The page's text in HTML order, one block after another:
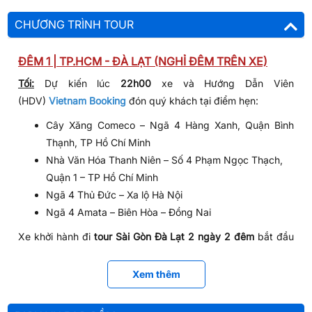
CHƯƠNG TRÌNH TOUR
ĐÊM 1 | TP.HCM - ĐÀ LẠT (NGHỈ ĐÊM TRÊN XE)
Tối: Dự kiến lúc 22h00 xe và Hướng Dẫn Viên
(HDV) Vietnam Booking đón quý khách tại điểm hẹn:
Cây Xăng Comeco – Ngã 4 Hàng Xanh, Quận Bình
Thạnh, TP Hồ Chí Minh
Nhà Văn Hóa Thanh Niên – Số 4 Phạm Ngọc Thạch,
Quận 1 – TP Hồ Chí Minh
Ngã 4 Thủ Đức – Xa lộ Hà Nội
Ngã 4 Amata – Biên Hòa – Đồng Nai
Xe khởi hành đitour Sài Gòn Đà Lạt 2 ngày 2 đêm bắt đầu
NGÀY 01 | QUE GARDEN - ĐỒI CHÈ CẦU ĐẤT - NHÀ
THỜ MAI ANH ĐÀO - LANGBIANG (ĂN
Xem thêm